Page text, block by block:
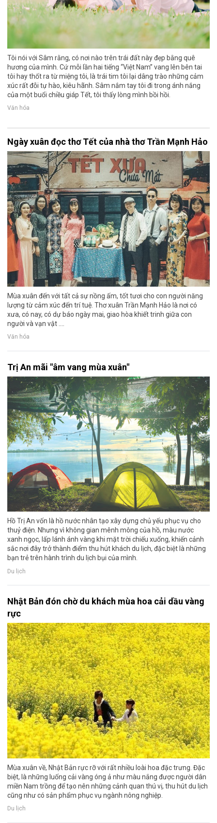
Tôi nói với Sâm rằng, có nơi nào trên trái đất này đẹp bằng quê
hương của mình. Cứ mỗi lần hai tiếng “Việt Nam” vang lên bên tai
tôi hay thốt ra từ miệng tôi, là trái tim tôi lại dâng trào những cảm
xúc rất đỗi tự hào, kiêu hãnh. Sâm nắm tay tôi đi trong ánh nắng
của một buổi chiều giáp Tết, tôi thấy lòng mình bồi hồi.
Văn hóa
Ngày xuân đọc thơ Tết của nhà thơ Trần Mạnh Hảo
Mùa xuân đến với tất cả sự nồng ấm, tốt tươi cho con người năng
lượng từ cảm xúc đến trí tuệ. Thơ xuân Trần Mạnh Hảo là nơi có
xưa, có nay, có dự báo ngày mai, giao hòa khiết trinh giữa con
người và vạn vật ....
Văn hóa
Trị An mãi "âm vang mùa xuân"
Hồ Trị An vốn là hồ nước nhân tạo xây dựng chủ yếu phục vụ cho
thuỷ điện. Nhưng vì không gian mênh mông của hồ, màu nước
xanh ngọc, lấp lánh ánh vàng khi mặt trời chiếu xuống, khiến cảnh
sắc nơi đây trở thành điểm thu hút khách du lịch, đặc biệt là những
bạn trẻ trên hành trình du lịch bụi của mình.
Du lịch
Nhật Bản đón chờ du khách mùa hoa cải dầu vàng
rực
Mùa xuân về, Nhật Bản rực rỡ với rất nhiều loài hoa đặc trưng. Đặc
biệt, là những luống cải vàng óng ả như màu nắng được người dân
miền Nam trồng để tạo nên những cảnh quan thú vị, thu hút du lịch
cũng như có sản phẩm phục vụ ngành nông nghiệp.
Du lịch